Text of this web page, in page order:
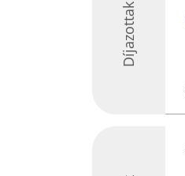
Díjazottak